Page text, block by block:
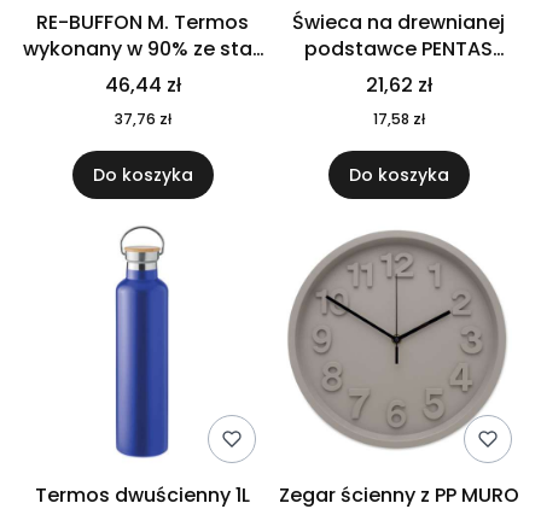
RE-BUFFON M. Termos
wykonany w 90% ze stali
nierdzewnej
pochodzącej z
recyklingu 520 ml 94294
46,44 zł
37,76 zł
Do koszyka
Świeca na drewnianej
podstawce PENTAS
MO6282-40
21,62 zł
17,58 zł
Do koszyka
Termos dwuścienny 1L
Zegar ścienny z PP MURO